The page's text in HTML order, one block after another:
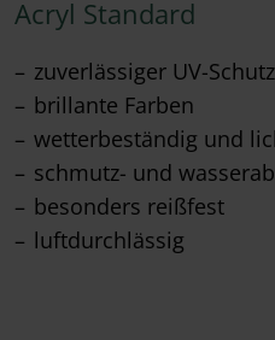
Acryl Standard
zuverlässiger UV-Schutz
brillante Farben
wetterbeständig und
schmutz- und
besonders reißfest
luftdurchlässig